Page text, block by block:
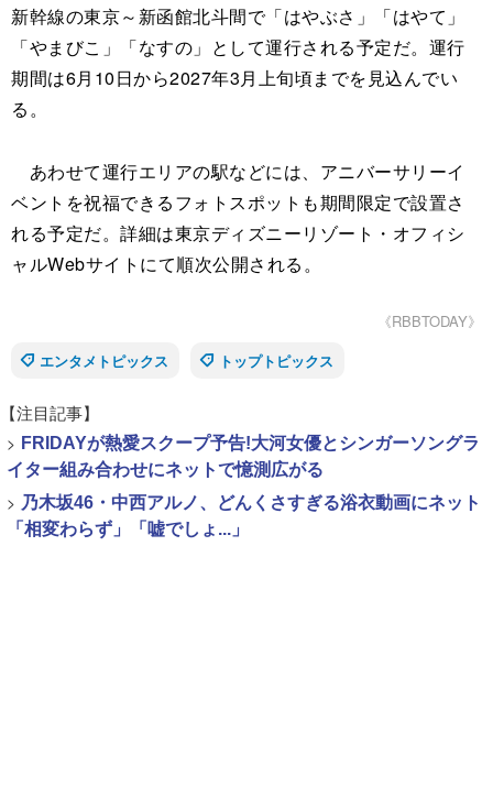
新幹線の東京～新函館北斗間で「はやぶさ」「はやて」
「やまびこ」「なすの」として運行される予定だ。運行
期間は6月10日から2027年3月上旬頃までを見込んでい
る。
あわせて運行エリアの駅などには、アニバーサリーイ
ベントを祝福できるフォトスポットも期間限定で設置さ
れる予定だ。詳細は東京ディズニーリゾート・オフィシ
ャルWebサイトにて順次公開される。
《RBBTODAY》
エンタメトピックス
トップトピックス
【注目記事】
> FRIDAYが熱愛スクープ予告!大河女優とシンガーソングラ
イター組み合わせにネットで憶測広がる
> 乃木坂46・中西アルノ、どんくさすぎる浴衣動画にネット
「相変わらず」「嘘でしょ...」